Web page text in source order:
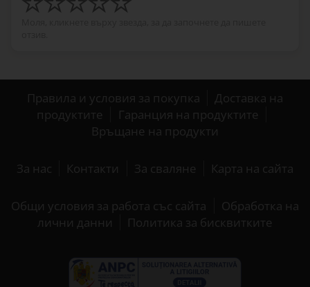
Правила и условия за покупка
Доставка на
продуктите
Гаранция на продуктите
Връщане на продукти
За нас Контакти За сваляне Карта на сайта
Общи условия за работа със сайта
Обработка на
лични данни
Политика за бисквитките